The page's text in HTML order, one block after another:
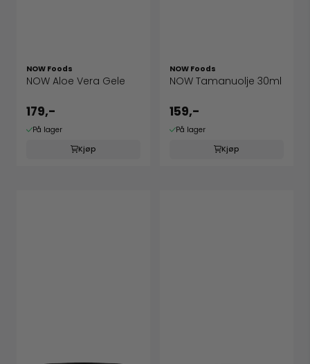
NOW Foods
NOW Aloe Vera Gele
179,-
På lager
Kjøp
NOW Foods
NOW Tamanuolje 30ml
159,-
På lager
Kjøp